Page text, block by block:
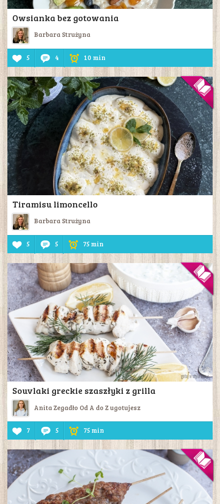
Owsianka bez gotowania
Barbara Strużyna
5 4 10 min
Tiramisu limoncello
Barbara Strużyna
5 5 75 min
Souvlaki greckie szaszłyki z grilla
Anita Zegadło Od A do Z ugotujesz
7 5 75 min